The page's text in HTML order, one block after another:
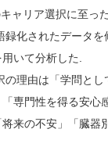
ャリア選択に至っ
録化されたデータを
いて分析した.
の理由は「学問と
専門性を得る安心
来の不安」「臓器